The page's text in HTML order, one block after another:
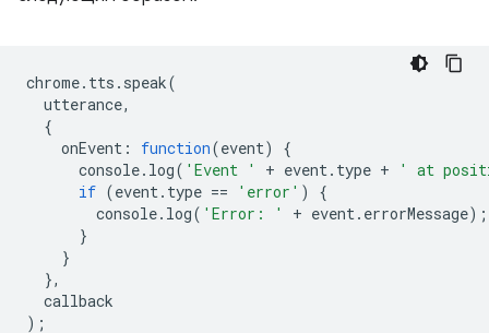
chrome. tts . speak(
utterance,
{
onEvent : function(event)
{
console. log( 'Event ' + event. type +
' at
if (event. type == 'error' )
{
console. log( 'Error: ' + event. errorMessage);
}
}
},
callback
);